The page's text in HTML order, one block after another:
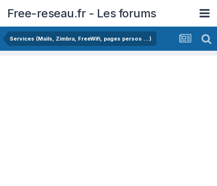
Free-reseau.fr - Les forums
Services (Mails, Zimbra, FreeWifi, pages persos ...)